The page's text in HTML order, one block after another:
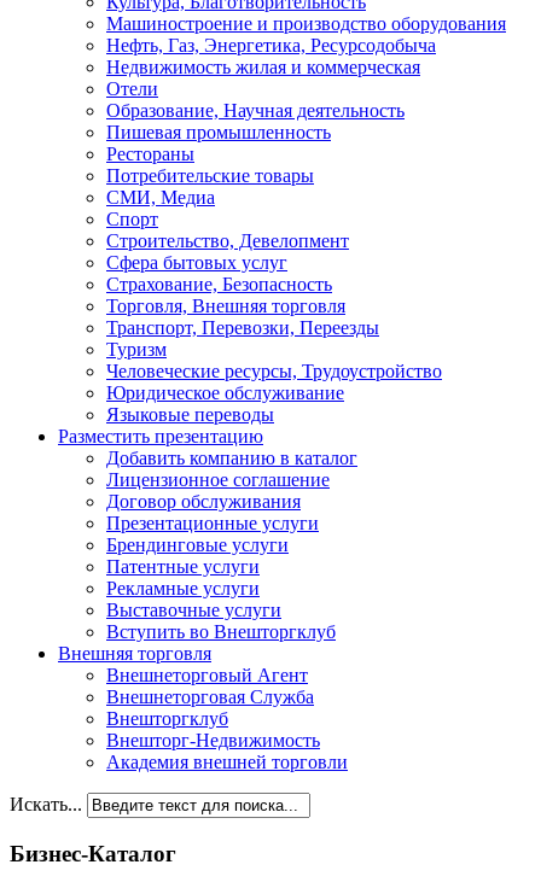
Машиностроение и производство оборудования
Нефть, Газ, Энергетика, Ресурсодобыча
Недвижимость жилая и коммерческая
Отели
Образование, Научная деятельность
Пишевая промышленность
Рестораны
Потребительские товары
СМИ, Медиа
Спорт
Строительство, Девелопмент
Сфера бытовых услуг
Страхование, Безопасность
Торговля, Внешняя торговля
Транспорт, Перевозки, Переезды
Туризм
Человеческие ресурсы, Трудоустройство
Юридическое обслуживание
Языковые переводы
Разместить презентацию
Добавить компанию в каталог
Лицензионное соглашение
Договор обслуживания
Презентационные услуги
Брендинговые услуги
Патентные услуги
Рекламные услуги
Выставочные услуги
Вступить во Внешторгклуб
Внешняя торговля
Внешнеторговый Агент
Внешнеторговая Служба
Внешторгклуб
Внешторг-Недвижимость
Академия внешней торговли
Искать...
Бизнес-Каталог